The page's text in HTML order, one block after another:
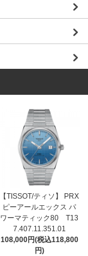
【TISSOT/ティソ】 PRX
ピーアールエックス パ
ワーマティック80 T13
7.407.11.351.01
108,000円(税込118,800
円)